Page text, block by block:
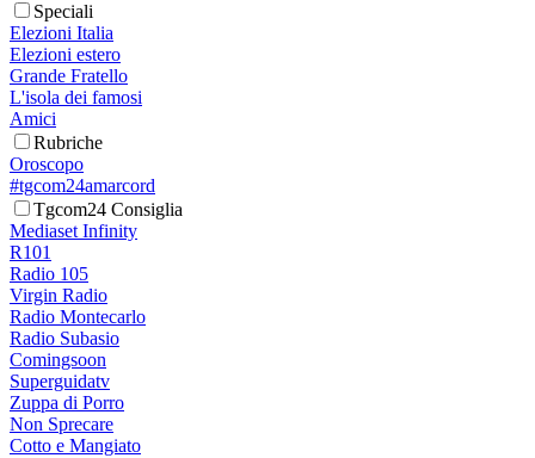
Speciali
Elezioni Italia
Elezioni estero
Grande Fratello
L'isola dei famosi
Amici
Rubriche
Oroscopo
#tgcom24amarcord
Tgcom24 Consiglia
Mediaset Infinity
R101
Radio 105
Virgin Radio
Radio Montecarlo
Radio Subasio
Comingsoon
Superguidatv
Zuppa di Porro
Non Sprecare
Cotto e Mangiato